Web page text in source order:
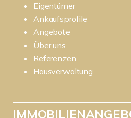
Eigentümer
Ankaufsprofile
Angebote
Über uns
Referenzen
Hausverwaltung